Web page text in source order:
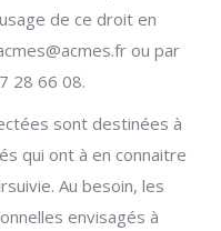
de ce droit en
ou par
28 66 08.
sont destinées à
qui ont à en connaitre
Au besoin, les
envisagés à